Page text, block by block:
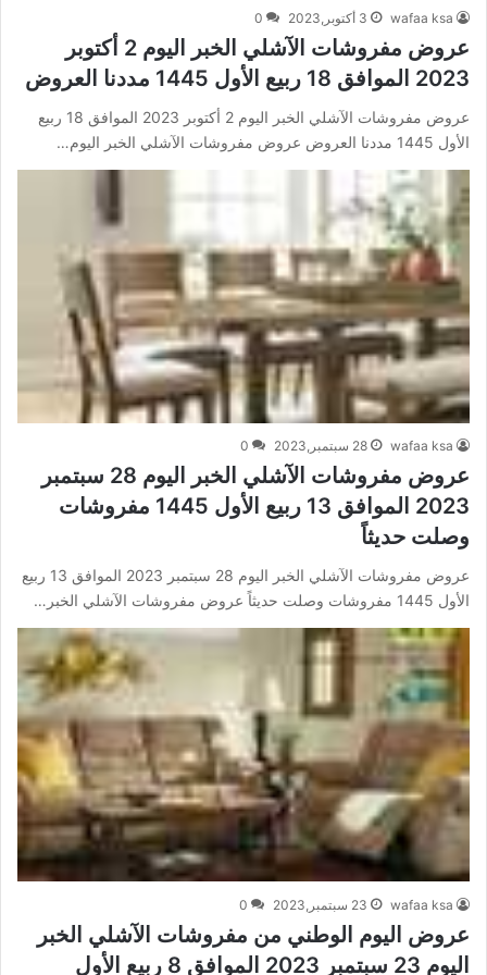
wafaa ksa 3 أكتوبر,2023 0
عروض مفروشات الآشلي الخبر اليوم 2 أكتوبر
2023 الموافق 18 ربيع الأول 1445 مددنا العروض
عروض مفروشات الآشلي الخبر اليوم 2 أكتوبر 2023 الموافق 18 ربيع
الأول 1445 مددنا العروض عروض مفروشات الآشلي الخبر اليوم…
wafaa ksa 28 سبتمبر,2023 0
عروض مفروشات الآشلي الخبر اليوم 28 سبتمبر
2023 الموافق 13 ربيع الأول 1445 مفروشات
وصلت حديثاً
عروض مفروشات الآشلي الخبر اليوم 28 سبتمبر 2023 الموافق 13 ربيع
الأول 1445 مفروشات وصلت حديثاً عروض مفروشات الآشلي الخبر…
wafaa ksa 23 سبتمبر,2023 0
عروض اليوم الوطني من مفروشات الآشلي الخبر
اليوم 23 سبتمبر 2023 الموافق 8 ربيع الأول